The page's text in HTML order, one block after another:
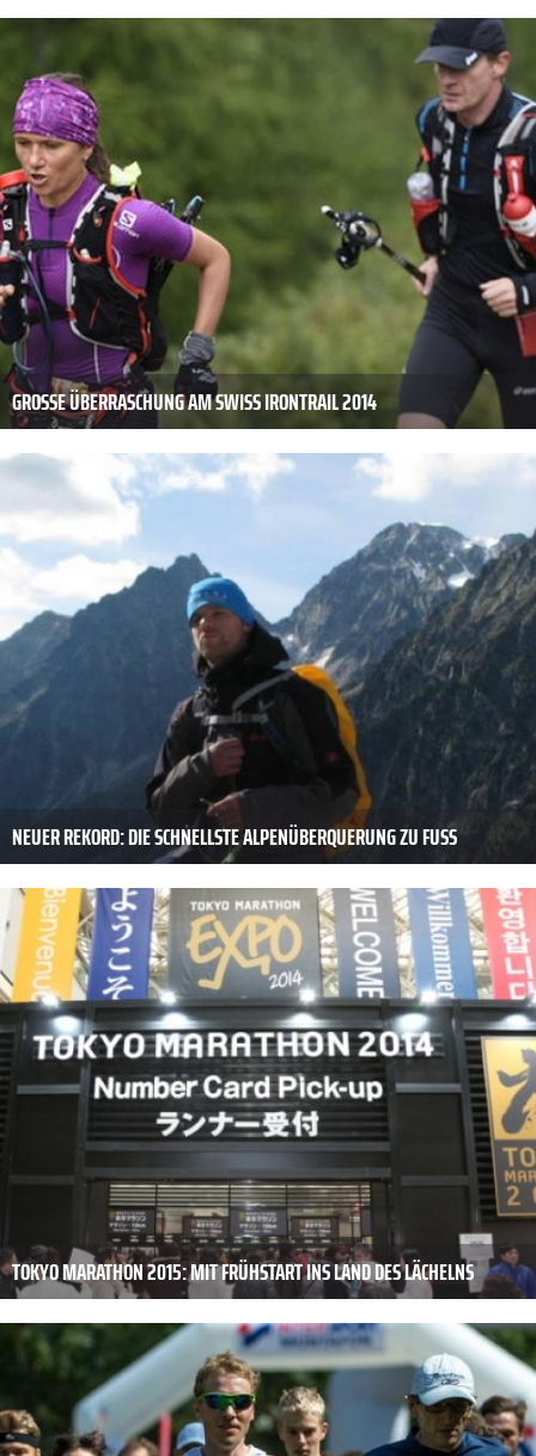
GROSSE ÜBERRASCHUNG AM SWISS IRONTRAIL 2014
NEUER REKORD: DIE SCHNELLSTE ALPENÜBERQUERUNG ZU FUSS
TOKYO MARATHON 2015: MIT FRÜHSTART INS LAND DES LÄCHELNS